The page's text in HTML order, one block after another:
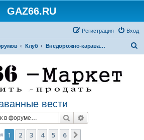
GAZ66.RU
Вход
Регистрация
Клуб Внедорожно-караванные вести
вести
Поиск
1 2 3 4 5 6